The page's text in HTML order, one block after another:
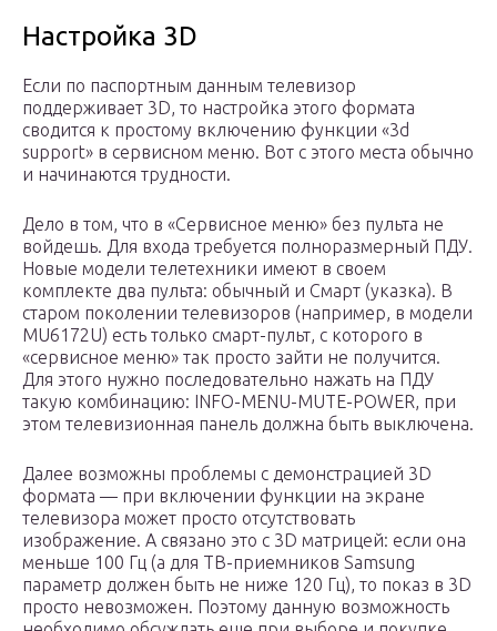
Настройка 3D
Если по паспортным данным телевизор
поддерживает 3D, то настройка этого формата
сводится к простому включению функции «3d
support» в сервисном меню. Вот с этого места обычно
и начинаются трудности.
Дело в том, что в «Сервисное меню» без пульта не
войдешь. Для входа требуется полноразмерный ПДУ.
Новые модели телетехники имеют в своем
комплекте два пульта: обычный и Смарт (указка). В
старом поколении телевизоров (например, в модели
MU6172U) есть только смарт-пульт, с которого в
«сервисное меню» так просто зайти не получится.
Для этого нужно последовательно нажать на ПДУ
такую комбинацию: INFO-MENU-MUTE-POWER, при
этом телевизионная панель должна быть выключена.
Далее возможны проблемы с демонстрацией 3D
формата — при включении функции на экране
телевизора может просто отсутствовать
изображение. А связано это с 3D матрицей: если она
меньше 100 Гц (а для ТВ-приемников Samsung
параметр должен быть не ниже 120 Гц), то показ в 3D
просто невозможен. Поэтому данную возможность